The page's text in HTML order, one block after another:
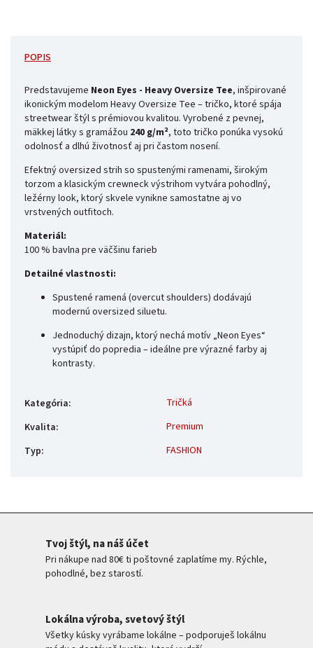
POPIS
Predstavujeme Neon Eyes - Heavy Oversize Tee, inšpirované
ikonickým modelom Heavy Oversize Tee – tričko, ktoré spája
streetwear štýl s prémiovou kvalitou. Vyrobené z pevnej,
mäkkej látky s gramážou 240 g/m², toto tričko ponúka vysokú
odolnosť a dlhú životnosť aj pri častom nosení.
Efektný oversized strih so spustenými ramenami, širokým
torzom a klasickým crewneck výstrihom vytvára pohodlný,
ležérny look, ktorý skvele vynikne samostatne aj vo
vrstvených outfitoch.
Materiál:
100 % bavlna pre väčšinu farieb
Detailné vlastnosti:
Spustené ramená (overcut shoulders) dodávajú
modernú oversized siluetu.
Jednoduchý dizajn, ktorý nechá motív „Neon Eyes“
vystúpiť do popredia – ideálne pre výrazné farby aj
kontrasty.
Kategória:
Tričká
Kvalita:
Premium
Typ: FASHION
Tvoj štýl, na náš účet
Pri nákupe nad 80€ ti poštovné zaplatíme my. Rýchle,
pohodlné, bez starostí.
Lokálna výroba, svetový štýl
Všetky kúsky vyrábame lokálne – podporuješ lokálnu